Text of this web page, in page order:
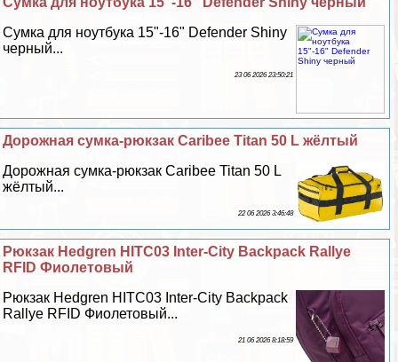
Сумка для ноутбука 15"-16" Defender Shiny
черный...
23 06 2026 23:50:21
Дорожная сумка-рюкзак Caribee Titan 50 L жёлтый
Дорожная сумка-рюкзак Caribee Titan 50 L
жёлтый...
22 06 2026 3:46:48
Рюкзак Hedgren HITC03 Inter-City Backpack Rallye
RFID Фиолетовый
Рюкзак Hedgren HITC03 Inter-City Backpack
Rallye RFID Фиолетовый...
21 06 2026 8:18:59